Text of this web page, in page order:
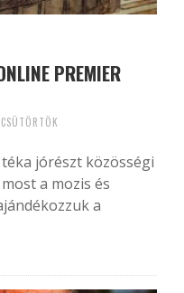
PREMIER
jórészt közösségi
a mozis és
a